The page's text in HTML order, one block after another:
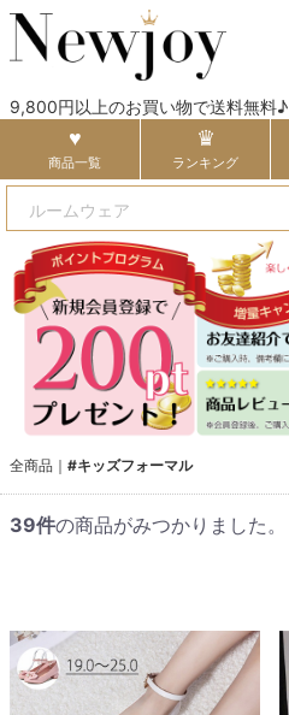
9,800円以上のお買い物で送料無料♪
商品一覧 ランキング
全商品 #キッズフォーマル
39件の商品がみつかりました。